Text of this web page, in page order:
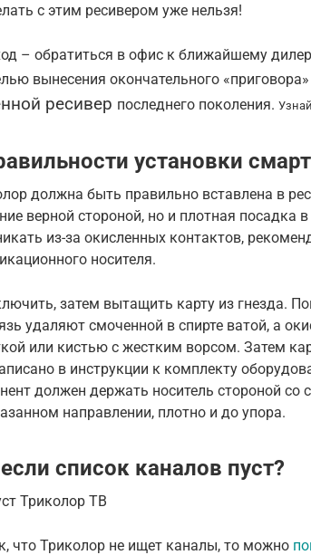
с этим ресивером уже нельзя!
– обратиться в офис к ближайшему
вынесения окончательного «приговора»
ресивер последнего поколения.
установки
должна быть правильно вставлена в
верной стороной, но и плотная посадка
из-за окисленных контактов,
носителя.
затем вытащить карту из гнезда.
удаляют смоченной в спирте ватой, а
или кистью с жестким ворсом. Затем
в инструкции к комплекту
должен держать носитель стороной со
направлении, плотно и до упора.
список каналов пуст?
Триколор ТВ
что Триколор не ищет каналы, то можно